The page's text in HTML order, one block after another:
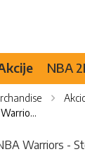
NBA
Figura Funko POP! NBA Warriors - Steph Curry (Alternate)